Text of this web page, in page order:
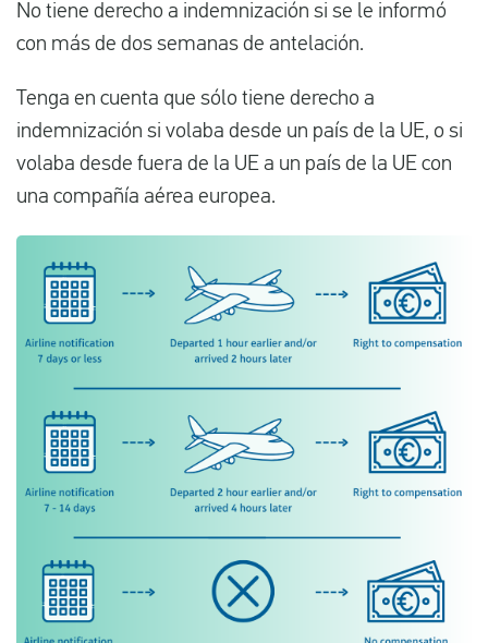
No tiene derecho a indemnización si se le informó
con más de dos semanas de antelación.
Tenga en cuenta que sólo tiene derecho a
indemnización si volaba desde un país de la UE, o si
volaba desde fuera de la UE a un país de la UE con
una compañía aérea europea.